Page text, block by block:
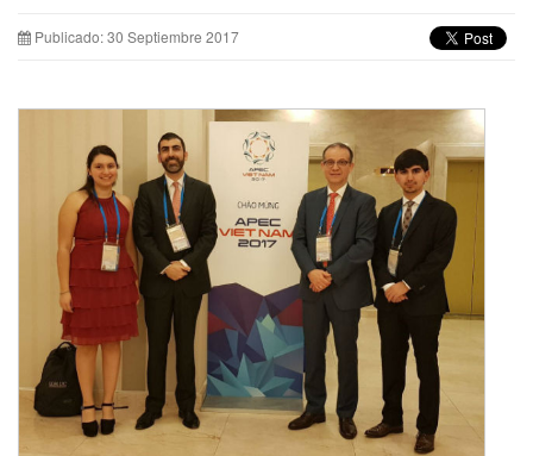
Publicado: 30 Septiembre 2017